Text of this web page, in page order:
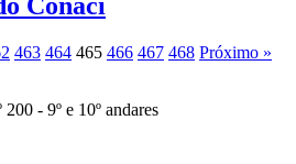
463 464 465 466 467 468 Próximo »
- 9º e 10º andares